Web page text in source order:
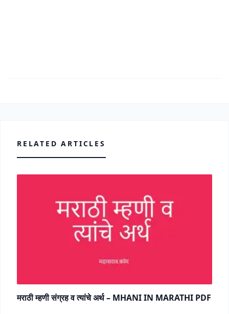
RELATED ARTICLES
मराठी म्हणी संग्रह व त्यांचे अर्थ – MHANI IN MARATHI PDF